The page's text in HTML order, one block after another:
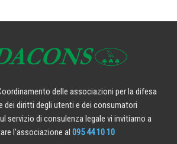
delle associazioni per la difesa
dei diritti degli utenti e dei consumatori
servizio di consulenza legale vi invitiamo a
l'associazione al 095 44 10 10